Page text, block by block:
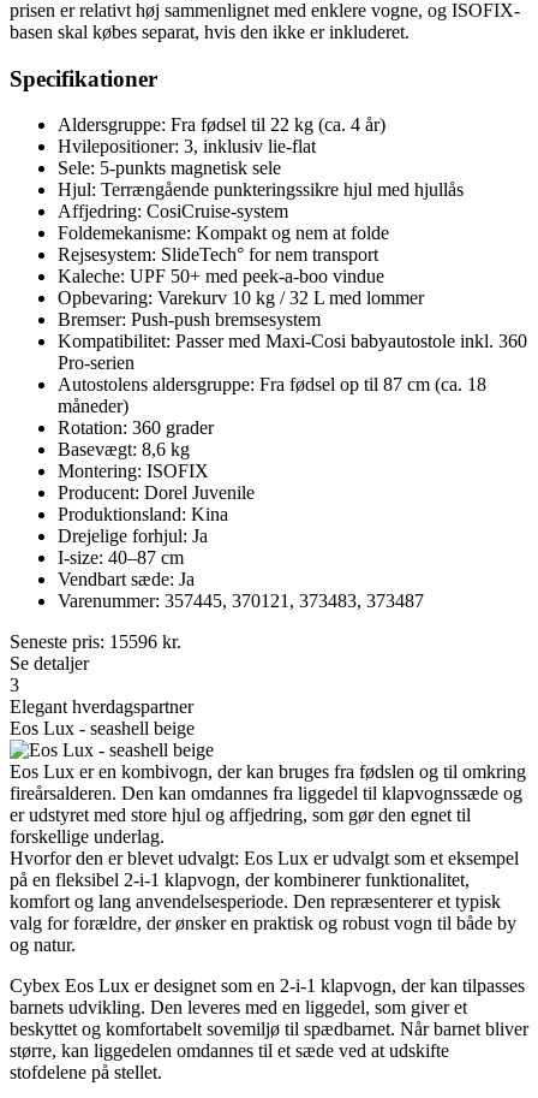
prisen er relativt høj sammenlignet med enklere vogne, og ISOFIX-
basen skal købes separat, hvis den ikke er inkluderet.
Specifikationer
Aldersgruppe: Fra fødsel til 22 kg (ca. 4 år)
Hvilepositioner: 3, inklusiv lie-flat
Sele: 5-punkts magnetisk sele
Hjul: Terrængående punkteringssikre hjul med hjullås
Affjedring: CosiCruise-system
Foldemekanisme: Kompakt og nem at folde
Rejsesystem: SlideTech° for nem transport
Kaleche: UPF 50+ med peek-a-boo vindue
Opbevaring: Varekurv 10 kg / 32 L med lommer
Bremser: Push-push bremsesystem
Kompatibilitet: Passer med Maxi-Cosi babyautostole inkl. 360
Pro-serien
Autostolens aldersgruppe: Fra fødsel op til 87 cm (ca. 18
måneder)
Rotation: 360 grader
Basevægt: 8,6 kg
Montering: ISOFIX
Producent: Dorel Juvenile
Produktionsland: Kina
Drejelige forhjul: Ja
I-size: 40–87 cm
Vendbart sæde: Ja
Varenummer: 357445, 370121, 373483, 373487
Seneste pris: 15596 kr.
Se detaljer
3
Elegant hverdagspartner
Eos Lux - seashell beige
Eos Lux er en kombivogn, der kan bruges fra fødslen og til omkring
fireårsalderen. Den kan omdannes fra liggedel til klapvognssæde og
er udstyret med store hjul og affjedring, som gør den egnet til
forskellige underlag.
Hvorfor den er blevet udvalgt: Eos Lux er udvalgt som et eksempel
på en fleksibel 2-i-1 klapvogn, der kombinerer funktionalitet,
komfort og lang anvendelsesperiode. Den repræsenterer et typisk
valg for forældre, der ønsker en praktisk og robust vogn til både by
og natur.
Cybex Eos Lux er designet som en 2-i-1 klapvogn, der kan tilpasses
barnets udvikling. Den leveres med en liggedel, som giver et
beskyttet og komfortabelt sovemiljø til spædbarnet. Når barnet bliver
større, kan liggedelen omdannes til et sæde ved at udskifte
stofdelene på stellet.